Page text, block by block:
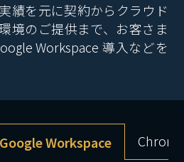
績を元に契約からクラウド
境のご提供まで、お客さま
Workspace 導入などを
Google Workspace